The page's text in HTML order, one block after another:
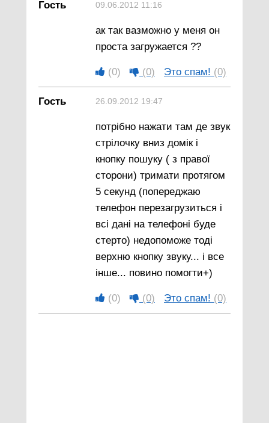
Гость 09.06.2012 11:16
ак так вазможно у меня он
проста загружается ??
(0) (0) Это спам! (0)
Гость 26.09.2012 19:47
потрібно нажати там де звук
стрілочку вниз домік і
кнопку пошуку ( з правої
сторони) тримати протягом
5 секунд (попереджаю
телефон перезагрузиться і
всі дані на телефоні буде
стерто) недопоможе тоді
верхню кнопку звуку... і все
інше... повино помогти+)
(0) (0) Это спам! (0)